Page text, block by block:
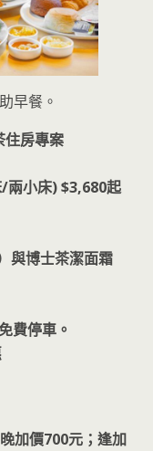
早餐。
住房專案
兩小床) $3,680起
與博士茶潔面霜
費停車。
加價700元；逢加